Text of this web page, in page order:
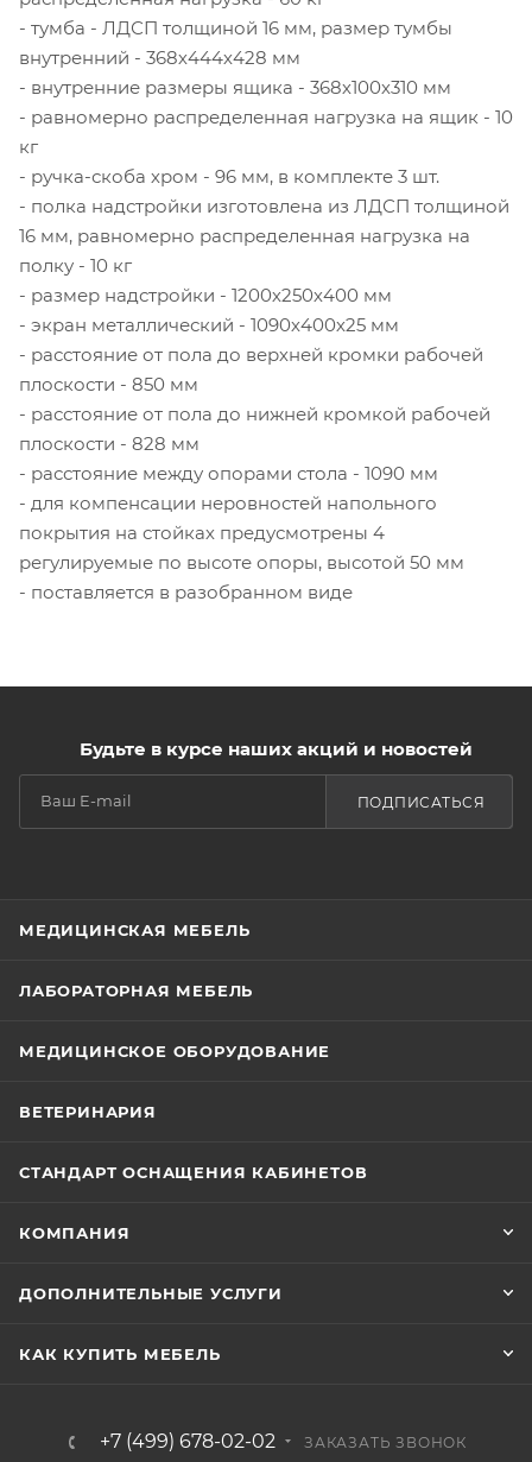
- тумба - ЛДСП толщиной 16 мм, размер тумбы
внутренний - 368х444х428 мм
- внутренние размеры ящика - 368х100х310 мм
- равномерно распределенная нагрузка на ящик - 10
кг
- ручка-скоба хром - 96 мм, в комплекте 3 шт.
- полка надстройки изготовлена из ЛДСП толщиной
16 мм, равномерно распределенная нагрузка на
полку - 10 кг
- размер надстройки - 1200х250х400 мм
- экран металлический - 1090х400х25 мм
- расстояние от пола до верхней кромки рабочей
плоскости - 850 мм
- расстояние от пола до нижней кромкой рабочей
плоскости - 828 мм
- расстояние между опорами стола - 1090 мм
- для компенсации неровностей напольного
покрытия на стойках предусмотрены 4
регулируемые по высоте опоры, высотой 50 мм
- поставляется в разобранном виде
Будьте в курсе наших акций и новостей
ПОДПИСАТЬСЯ
МЕДИЦИНСКАЯ МЕБЕЛЬ
ЛАБОРАТОРНАЯ МЕБЕЛЬ
МЕДИЦИНСКОЕ ОБОРУДОВАНИЕ
ВЕТЕРИНАРИЯ
СТАНДАРТ ОСНАЩЕНИЯ КАБИНЕТОВ
КОМПАНИЯ
ДОПОЛНИТЕЛЬНЫЕ УСЛУГИ
КАК КУПИТЬ МЕБЕЛЬ
+7 (499) 678-02-02 ЗАКАЗАТЬ ЗВОНОК